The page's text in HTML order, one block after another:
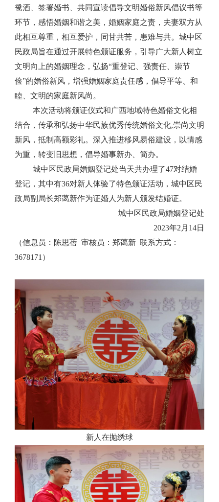
卺酒、签署婚书、共同宣读倡导文明婚俗新风倡议书等
环节，感悟婚姻和谐之美，婚姻家庭之责，夫妻双方从
此相互尊重，相互爱护，同甘共苦，患难与共。城中区
民政局旨在通过开展特色颁证服务，引导广大新人树立
文明向上的婚姻理念，弘扬“重登记、强责任、崇节
俭”的婚俗新风，增强婚姻家庭责任感，倡导平等、和
睦、文明的家庭新风尚。
本次活动将颁证仪式和广西地域特色婚俗文化相
结合，传承和弘扬中华民族优秀传统婚俗文化,崇尚文明
新风，抵制高额彩礼。深入推进移风易俗建设，以情感
为重，转变旧思想，倡导婚事新办、简办。
城中区民政局婚姻登记处当天共办理了47对结婚
登记，其中有36对新人体验了特色颁证活动，城中区民
政局副局长郑蔼新作为证婚人为新人颁发结婚证。
城中区民政局婚姻登记处
2023年2月14日
（信息员：陈思蓓 审核员：郑蔼新 联系方式：
3678171）
新人在抛绣球